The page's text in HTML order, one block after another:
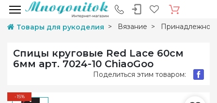
Товары для рукоделия Вязание
Спицы круговые Red Lace 60см
6мм арт. 7024-10 ChiaoGoo
Поделиться этим товаром:
-15%